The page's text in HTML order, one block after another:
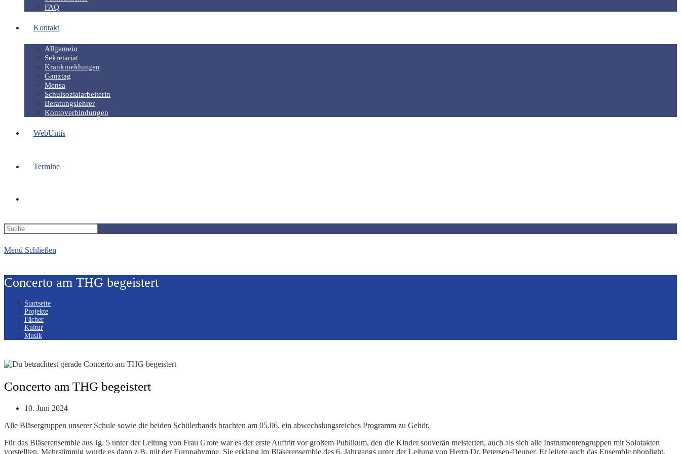
FAQ
Kontakt
Allgemein
Sekretariat
Krankmeldungen
Ganztag
Mensa
Schulsozialarbeiterin
Beratungslehrer
Kontoverbindungen
WebUntis
Termine
Menü Schließen
Concerto am THG begeistert
Startseite>
Projekte>
Fächer>
Kultur>
Musik
Concerto am THG begeistert
Beitrag
10. Juni 2024
Alle Bläsergruppen unserer Schule sowie die beiden Schülerbands brachten am 05.06. ein abwechslungsreiches Programm zu Gehör.
Für das Bläserensemble aus Jg. 5 unter der Leitung von Frau Grote war es der erste Auftritt vor großem Publikum, den die Kinder souverän meisterten, auch als sich alle Instrumentengruppen mit Solotakten
vorstellten. Mehrstimmig wurde es dann z.B. mit der Europahymne. Sie erklang im Bläserensemble des 6. Jahrgangs unter der Leitung von Herrn Dr. Petersen-Deuper. Er leitete auch das Ensemble phonlight,